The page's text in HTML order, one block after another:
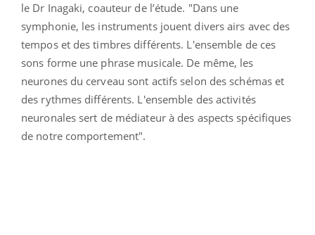
le Dr Inagaki, coauteur de l’étude. "Dans une
symphonie, les instruments jouent divers airs avec des
tempos et des timbres différents. L'ensemble de ces
sons forme une phrase musicale. De même, les
neurones du cerveau sont actifs selon des schémas et
des rythmes différents. L'ensemble des activités
neuronales sert de médiateur à des aspects spécifiques
de notre comportement".